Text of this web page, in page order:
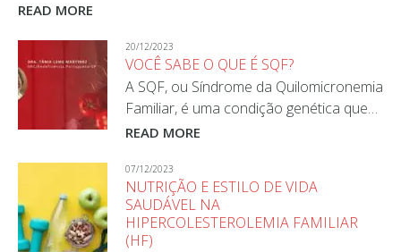
READ MORE
20/12/2023
VOCÊ SABE O QUE É SQF?
A SQF, ou Síndrome da Quilomicronemia
Familiar, é uma condição genética que…
READ MORE
07/12/2023
NUTRIÇÃO E ESTILO DE VIDA
SAUDÁVEL NA
HIPERCOLESTEROLEMIA FAMILIAR
(HF)